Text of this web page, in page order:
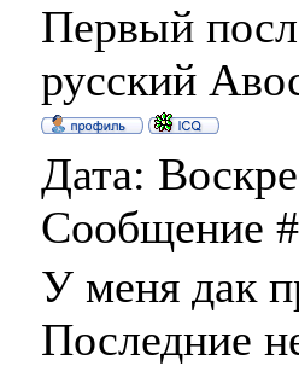
Первый
русский
Дата:
Сообщение
У меня дак
Последние